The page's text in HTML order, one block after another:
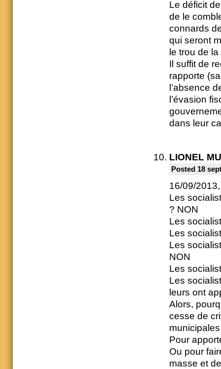
Le déficit
de le
connards
qui seront
le trou de
Il suffit de
rapporte
l’absence
l’évasion
dans leur
LIONEL
Posted 18
16/09/
Les
? NON
Les
Les
Les
NON
Les
Les
leurs ont
Alors,
cesse de
Pour
Ou pour
masse et